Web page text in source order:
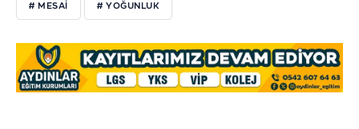
# MESAİ # YOĞUNLUK